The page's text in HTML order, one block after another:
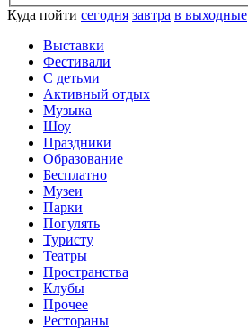
Куда пойти сегодня завтра в выходные
Выставки
Фестивали
С детьми
Активный отдых
Музыка
Шоу
Праздники
Образование
Бесплатно
Музеи
Парки
Погулять
Туристу
Театры
Пространства
Клубы
Прочее
Рестораны